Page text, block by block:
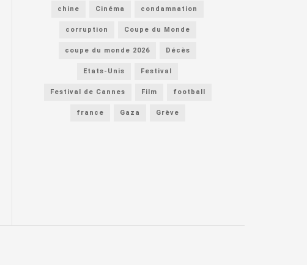
chine Cinéma condamnation
corruption Coupe du Monde
coupe du monde 2026 Décès
Etats-Unis Festival
Festival de Cannes Film football
france Gaza Grève